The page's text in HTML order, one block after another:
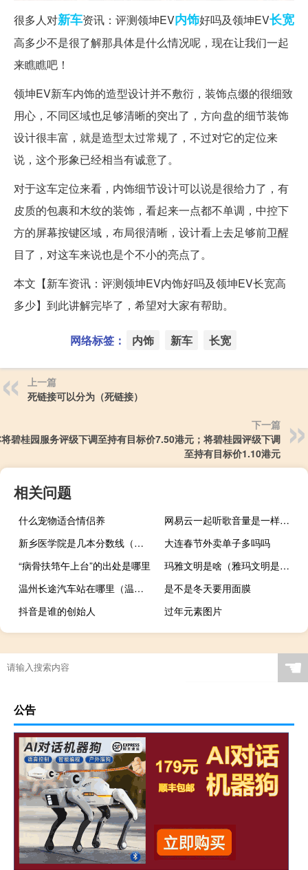
很多人对新车资讯：评测领坤EV内饰好吗及领坤EV长宽
高多少不是很了解那具体是什么情况呢，现在让我们一起
来瞧瞧吧！
领坤EV新车内饰的造型设计并不敷衍，装饰点缀的很细致
用心，不同区域也足够清晰的突出了，方向盘的细节装饰
设计很丰富，就是造型太过常规了，不过对它的定位来
说，这个形象已经相当有诚意了。
对于这车定位来看，内饰细节设计可以说是很给力了，有
皮质的包裹和木纹的装饰，看起来一点都不单调，中控下
方的屏幕按键区域，布局很清晰，设计看上去足够前卫醒
目了，对这车来说也是个不小的亮点了。
本文【新车资讯：评测领坤EV内饰好吗及领坤EV长宽高
多少】到此讲解完毕了，希望对大家有帮助。
网络标签： 内饰 新车 长宽
上一篇
死链接可以分为（死链接）
下一篇
碧桂园服务评级下调至持有目标价7.50港元；将碧桂园评级下调
至持有目标价1.10港元
相关问题
什么宠物适合情侣养
网易云一起听歌音量是一样的吗（网易云一起听歌）
新乡医学院是几本分数线（新乡医学院是几本）
大连春节外卖单子多吗吗
“病骨扶筇午上台”的出处是哪里
玛雅文明是啥（雅玛文明是什么）
温州长途汽车站在哪里（温州长途汽车站）
是不是冬天要用面膜
抖音是谁的创始人
过年元素图片
☚
公告